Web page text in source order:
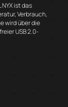
ist das
Verbrauch,
wird über die
USB 2.0-